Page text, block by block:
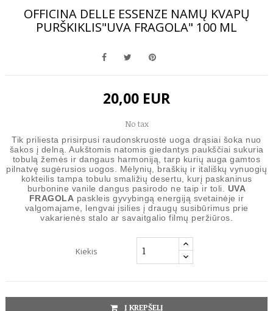
OFFICINA DELLE ESSENZE NAMŲ KVAPŲ
PURŠKIKLIS"UVA FRAGOLA" 100 ML
20,00 EUR
No tax
Tik priliesta prisirpusi raudonskruostė uoga drąsiai šoka nuo
šakos į delną. Aukštomis natomis giedantys paukščiai sukuria
tobulą žemės ir dangaus harmoniją, tarp kurių auga gamtos
pilnatvę sugėrusios uogos. Mėlynių, braškių ir itališkų vynuogių
kokteilis tampa tobulu smaližių desertu, kurį paskaninus
burbonine vanile dangus pasirodo ne taip ir toli. UVA
FRAGOLA paskleis gyvybingą energiją svetainėje ir
valgomajame, lengvai įsilies į draugų susibūrimus prie
vakarienės stalo ar savaitgalio filmų peržiūros.
Kiekis
Į KREPŠELĮ